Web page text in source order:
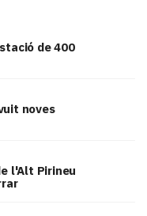
de 400
noves
l'Alt Pirineu